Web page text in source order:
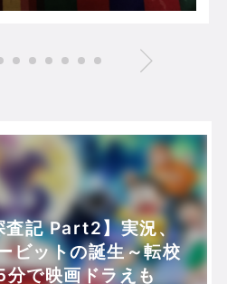
査記 Part2】実況、
ビットの誕生～転校
で映画ドラえも